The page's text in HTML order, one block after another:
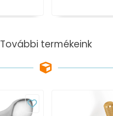
További termékeink